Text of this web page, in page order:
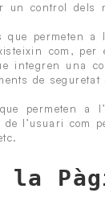
control
que permeten
com,
integren una
de
permeten a
l’usuari com